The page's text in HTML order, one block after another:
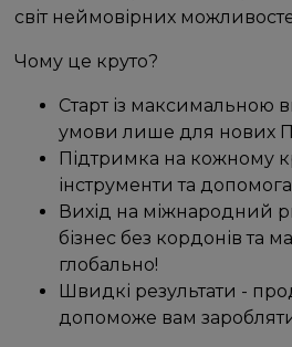
світ неймовірних
Чому це круто?
Старт із максимальною
умови лише для нових
Підтримка на кожному
інструменти та
Вихід на міжнародний
бізнес без кордонів та
глобально!
Швидкі результати -
допоможе вам заробляти